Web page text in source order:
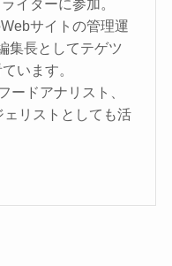
イターに参加。
サイトの管理運
集長としてテゲツ
います。
ードアナリスト、
リストとしても活